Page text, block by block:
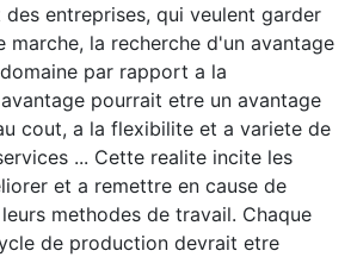
entreprises, qui veulent garder
marche, la recherche d'un avantage
par rapport a la
pourrait etre un avantage
cout, a la flexibilite et a variete de
... Cette realite incite les
et a remettre en cause de
methodes de travail. Chaque
de production devrait etre